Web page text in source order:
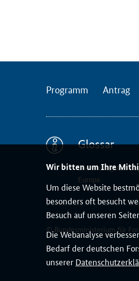
Wir bitten um Ihre
Um diese Website
besonders oft besucht
Besuch auf unseren
Die Webanalyse
Bedarf der deutschen
unserer
u
d
s
u
r
o
ä
i
s
c
h
n
Programm Antrag
Glossar
Die wichtigsten
Europa
© Bundesministerium für